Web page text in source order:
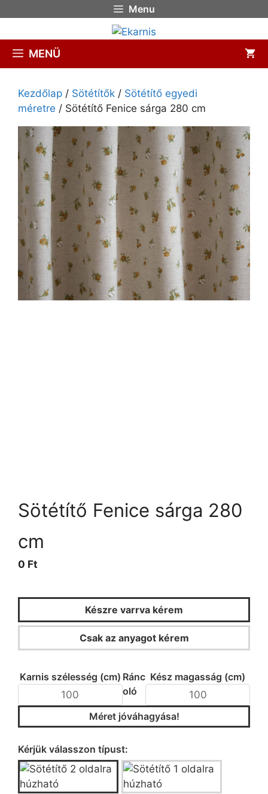
Menu
MENÜ
Kezdőlap / Sötétítők / Sötétítő egyedi
méretre / Sötétítő Fenice sárga 280 cm
Sötétítő Fenice sárga 280
cm
0 Ft
Készre varrva kérem
Csak az anyagot kérem
Karnis szélesség (cm) Kész magasság (cm)
Méret jóváhagyása!
Kérjük válasszon típust:
Ránc
oló